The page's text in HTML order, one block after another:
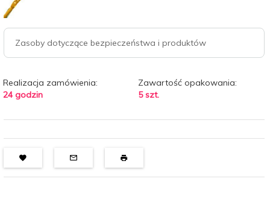
Zasoby dotyczące bezpieczeństwa i produktów
Realizacja zamówienia:
24 godzin
Zawartość opakowania:
5 szt.